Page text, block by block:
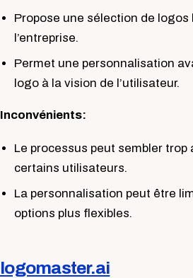
Propose une sélection de logos
l’entreprise.
Permet une personnalisation
logo à la vision de l’utilisateur.
Inconvénients:
Le processus peut sembler
certains utilisateurs.
La personnalisation peut être
options plus flexibles.
logomaster.ai